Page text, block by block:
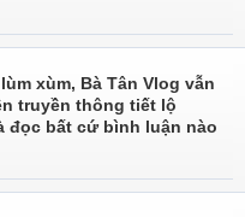
xùm, Bà Tân Vlog vẫn
truyền thông tiết lộ
đọc bất cứ bình luận nào